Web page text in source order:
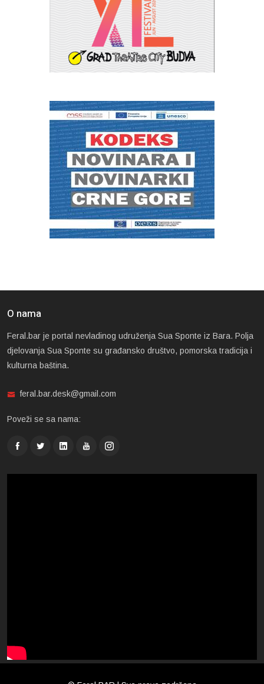
O nama
Feral.bar je portal nevladinog udruženja Sua Sponte iz Bara. Polja
djelovanja Sua Sponte su građansko društvo, pomorska tradicija i
kulturna baština.
feral.bar.desk@gmail.com
Poveži se sa nama: